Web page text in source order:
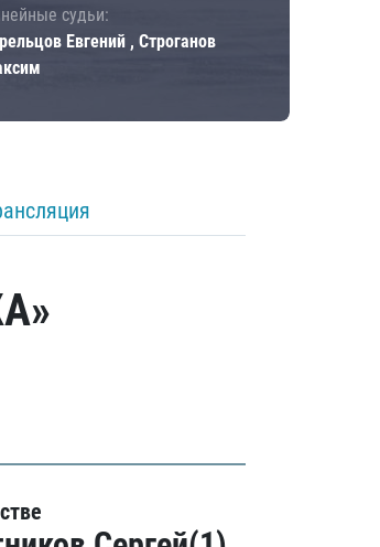
судьи:
Евгений , Строганов